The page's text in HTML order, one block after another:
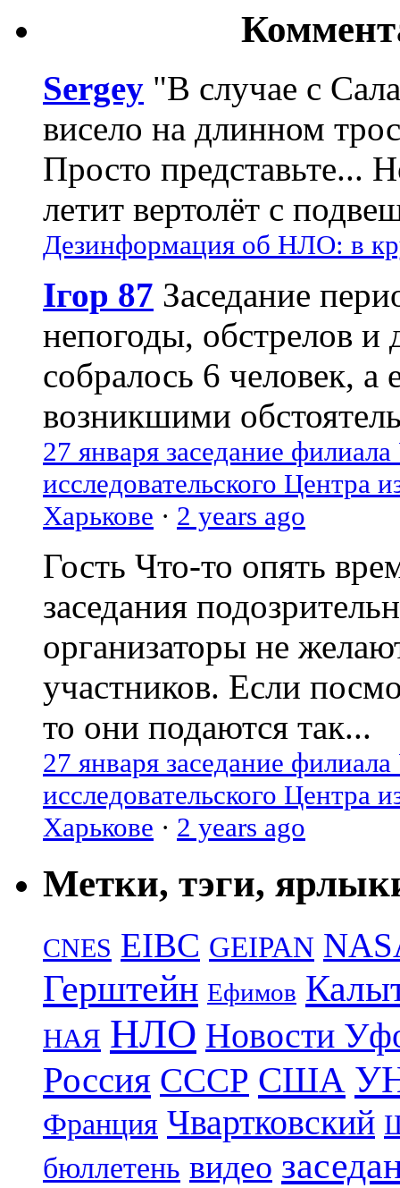
Sergey "В случае с
висело на длинном
Просто представьте...
летит вертолёт с
Дезинформация об НЛО: в
Ігор 87 Заседание
непогоды, обстрелов и
собралось 6 человек, а
возникшими
27 января заседание
исследовательского Центра
Харькове · 2 years ago
Гость Что-то опять
заседания
организаторы не
участников. Если
то они подаются так...
27 января заседание
исследовательского Центра
Харькове · 2 years ago
Метки, тэги,
CNES EIBC GEIPAN
Герштейн Ефимов
НАЯ НЛО Новости
Россия СССР США
Франция Чвартковский
бюллетень видео